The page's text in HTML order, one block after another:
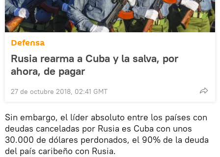
Defensa
Rusia rearma a Cuba y la salva, por
ahora, de pagar
27 de octubre 2018, 02:41 GMT
Sin embargo, el líder absoluto entre los países con
deudas canceladas por Rusia es Cuba con unos
30.000 de dólares perdonados, el 90% de la deuda
del país caribeño con Rusia.